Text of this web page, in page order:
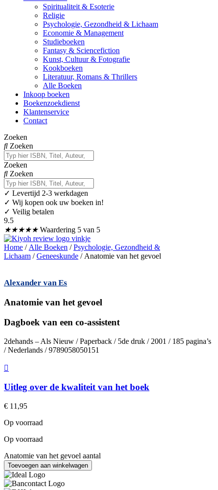
Spiritualiteit & Esoterie
Religie
Psychologie, Gezondheid & Lichaam
Economie & Management
Studieboeken
Fantasy & Sciencefiction
Kunst, Cultuur & Fotografie
Kookboeken
Literatuur, Romans & Thrillers
Alle Boeken
Inkoop boeken
Boekenzoekdienst
Klantenservice
Contact
Zoeken
Zoeken
Zoeken
Zoeken
✓ Levertijd 2-3 werkdagen
✓ Wij kopen ook uw boeken in!
✓ Veilig betalen
9.5
★★★★★ Waardering 5 van 5
Home / Alle Boeken /Psychologie, Gezondheid &
Lichaam /Geneeskunde / Anatomie van het gevoel
Alexander van Es
Anatomie van het gevoel
Dagboek van een co-assistent
2dehands – Als Nieuw / Paperback / 5de druk / 2001 / 185 pagina’s
/ Nederlands / 9789058050151
Uitleg over de kwaliteit van het boek
€ 11,95
Op voorraad
Op voorraad
Anatomie van het gevoel aantal
Toevoegen aan winkelwagen